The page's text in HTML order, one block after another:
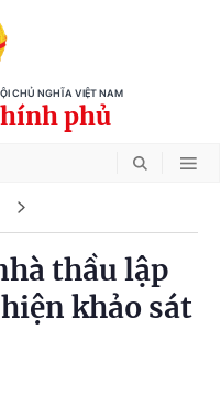
CHỦ NGHĨA VIỆT NAM
phủ
thầu lập
khảo sát